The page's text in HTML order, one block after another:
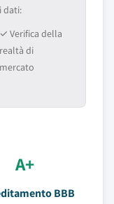
dati:
✓ Verifica della
realtà di
mercato
A+
BBB